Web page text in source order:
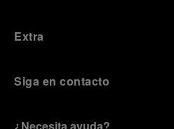
Extra
Siga en contacto